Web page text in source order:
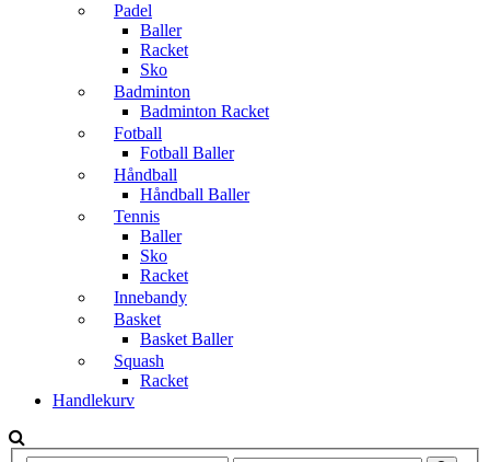
Padel
Baller
Racket
Sko
Badminton
Badminton Racket
Fotball
Fotball Baller
Håndball
Håndball Baller
Tennis
Baller
Sko
Racket
Innebandy
Basket
Basket Baller
Squash
Racket
Handlekurv